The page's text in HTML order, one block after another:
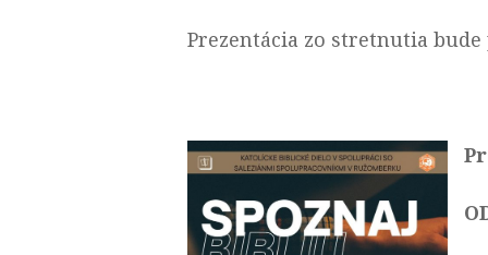
Prezentácia zo stretnutia